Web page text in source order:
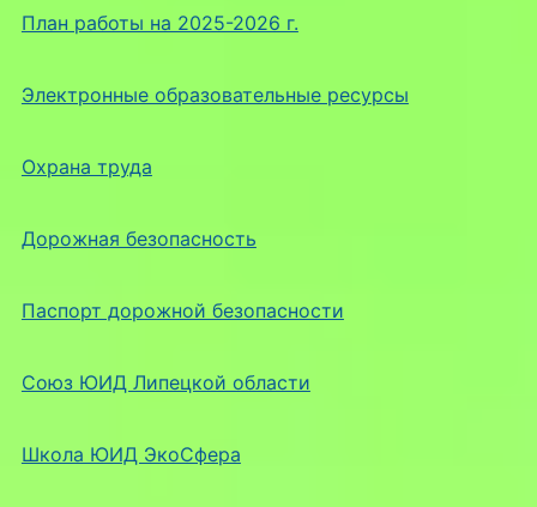
План работы на 2025-2026 г.
Электронные образовательные ресурсы
Охрана труда
Дорожная безопасность
Паспорт дорожной безопасности
Союз ЮИД Липецкой области
Школа ЮИД ЭкоСфера